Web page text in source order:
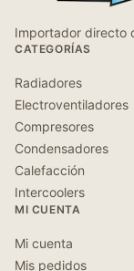
Importador directo
CATEGORÍAS
Radiadores
Electroventiladores
Compresores
Condensadores
Calefacción
Intercoolers
MI CUENTA
Mi cuenta
Mis pedidos